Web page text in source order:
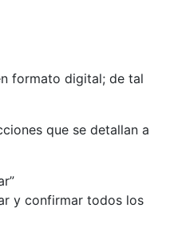
formato digital; de tal
que se detallan a
y confirmar todos los